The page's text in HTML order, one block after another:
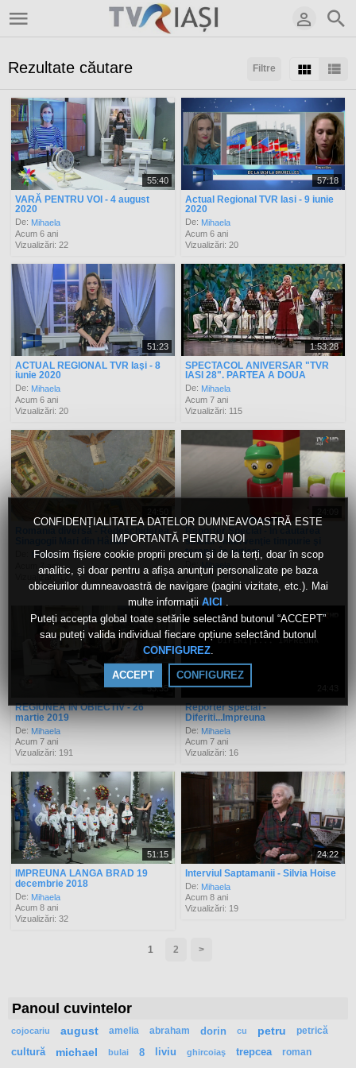
CONFIDENȚIALITATEA DATELOR DUMNEAVOASTRĂ ESTE
IMPORTANTĂ PENTRU NOI
Folosim fișiere cookie proprii precum și de la terți, doar în scop
analitic, și doar pentru a afișa anunțuri personalizate pe baza
obiceiurilor dumneavoastră de navigare (pagini vizitate, etc.). Mai
multe informații AICI .
Puteți accepta global toate setările selectând butonul “ACCEPT”
sau puteți valida individual fiecare opțiune selectând butonul
CONFIGUREZ.
ACCEPT CONFIGUREZ
Filtre
Rezultate căutare
Sortaţi după:
Arată:
Rezultate/pagină:
55:40
VARĂ PENTRU VOI - 4 august
2020
De: Mihaela
Acum 6 ani
Vizualizări: 22
57:18
Actual Regional TVR Iasi - 9 iunie
2020
De: Mihaela
Acum 6 ani
Vizualizări: 20
51:23
ACTUAL REGIONAL TVR Iaşi - 8
iunie 2020
De: Mihaela
Acum 6 ani
Vizualizări: 20
1:53:28
SPECTACOL ANIVERSAR "TVR
IASI 28". PARTEA A DOUA
De: Mihaela
Acum 7 ani
Vizualizări: 115
Romania diversa - Redeschiderea
Sinagogii Mari din Hârlău
Mihaela
Acum 7 ani
Vizualizări: 17
sinelui - intervenţie timpurie şi
terapie în autism
Mihaela
Acum 7 ani
Vizualizări: 172
53:35
REGIUNEA IN OBIECTIV - 26
martie 2019
De: Mihaela
Acum 7 ani
Vizualizări: 191
Reporter special -
Diferiti...Impreuna
De: Mihaela
Acum 7 ani
Vizualizări: 16
51:15
IMPREUNA LANGA BRAD 19
decembrie 2018
De: Mihaela
Acum 8 ani
Vizualizări: 32
24:22
Interviul Saptamanii - Silvia Hoise
De: Mihaela
Acum 8 ani
Vizualizări: 19
1 2 >
Panoul cuvintelor
cojocariu august amelia abraham dorin cu petru
petrică
cultură
michael bulai 8 liviu ghircoiaş trepcea roman